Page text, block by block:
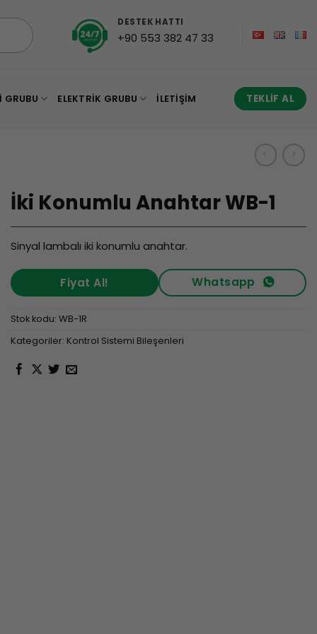
DESTEK HATTI
+90 553 382 47 33
GRUBU ELEKTRIK GRUBU İLETIŞIM TEKLIF AL
İki Konumlu Anahtar WB-1
Sinyal lambalı iki konumlu anahtar.
Fiyat Al! Whatsapp
Stok kodu: WB-1R
Kategoriler: Kontrol Sistemi Bileşenleri